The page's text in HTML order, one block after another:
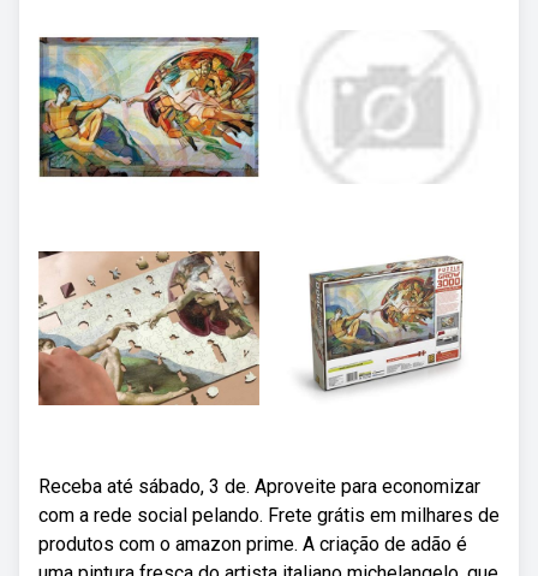
Receba até sábado, 3 de. Aproveite para economizar
com a rede social pelando. Frete grátis em milhares de
produtos com o amazon prime. A criação de adão é